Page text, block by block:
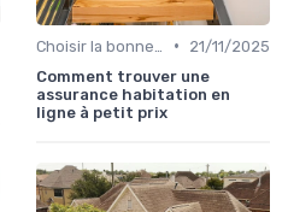
•
21/11/2025
Comment trouver une
assurance habitation en
ligne à petit prix